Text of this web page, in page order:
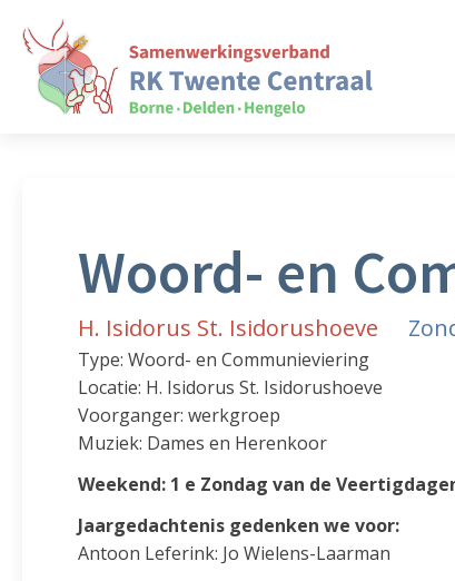
Woord- en
H. Isidorus St. Isidorushoeve
Type: Woord- en Communieviering
Locatie: H. Isidorus St. Isidorushoeve
Voorganger: werkgroep
Muziek: Dames en Herenkoor
Weekend: 1 e Zondag van de
Jaargedachtenis gedenken we voor:
Antoon Leferink: Jo Wielens-Laarman